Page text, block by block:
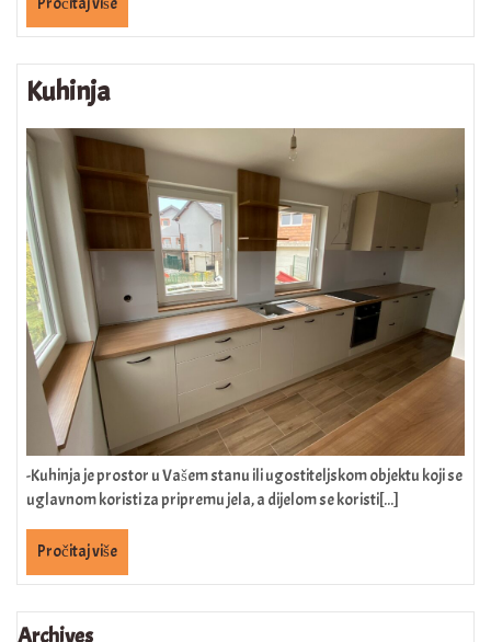
Kuhinja
-Kuhinja je prostor u Vašem stanu ili ugostiteljskom objektu koji se
uglavnom koristi za pripremu jela, a dijelom se koristi[...]
Pročitaj više
Archives